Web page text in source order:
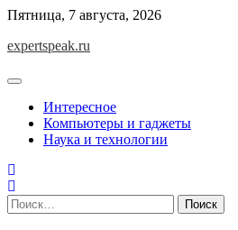
Skip
content
Пятница, 7 августа, 2026
expertspeak.ru
Интересное
Компьютеры и гаджеты
Наука и технологии
Найти: